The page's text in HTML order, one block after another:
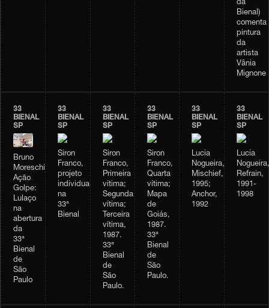
da
Bienal)
comenta
pintura
da
artista
Vânia
Mignone
33
BIENAL
SP
Bruno
Moreschi,
Ação
Golpe:
Lulaço
na
abertura
da
33ª
Bienal
de
São
Paulo
33
BIENAL
SP
Siron
Franco,
projeto
individual
na
33ª
Bienal
33
BIENAL
SP
Siron
Franco,
Primeira
vítima;
Segunda
vítima;
Terceira
vítima,
1987.
33ª
Bienal
de
São
Paulo.
33
BIENAL
SP
Siron
Franco,
Quarta
vítima;
Mapa
de
Goiás,
1987.
33ª
Bienal
de
São
Paulo.
33
BIENAL
SP
Lucia
Nogueira,
Mischief,
1995;
Anchor,
1992
33
BIENAL
SP
Lucia
Nogueira,
Refrain,
1991-
1998